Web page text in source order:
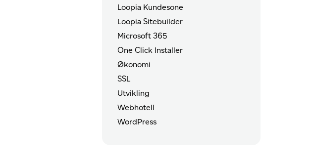
Loopia Kundesone
Loopia Sitebuilder
Microsoft 365
One Click Installer
Økonomi
SSL
Utvikling
Webhotell
WordPress